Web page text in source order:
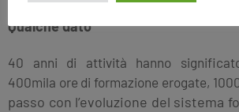
Qualche dato
40 anni di attività hanno
400mila ore di formazione erogate,
passo con l’evoluzione del sistema